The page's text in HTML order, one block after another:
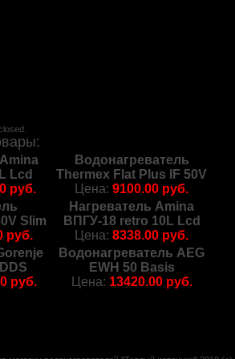
Lcd
руб.
Водонагреватель
Thermex Flat Plus IF 50V
Цена: 9100.00 руб.
Slim
руб.
Нагреватель Amina
ВПГУ-18 retro 10L Lcd
Цена: 8338.00 руб.
руб.
Водонагреватель AEG
EWH 50 Basis
Цена: 13420.00 руб.